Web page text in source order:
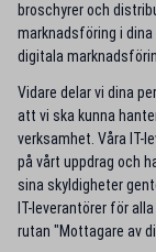
broschyrer och
marknadsföring i
digitala
Vidare delar vi dina
att vi ska kunna
verksamhet. Våra IT-
på vårt uppdrag och
sina skyldigheter
IT-leverantörer för
rutan "Mottagare av